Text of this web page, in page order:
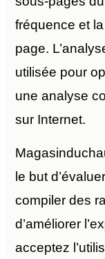
fréquence et
page.
utilisée pour
une analyse
sur Internet.
le but
compiler des
d’améliorer
acceptez